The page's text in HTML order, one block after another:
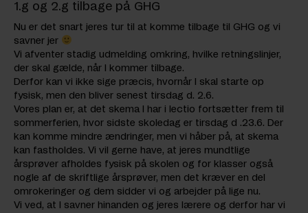
1.g og 2.g tilbage på GHG
Nu er det snart jeres tur til at komme tilbage til GHG og vi
savner jer
Vi afventer stadig udmelding omkring, hvilke retningslinjer,
der skal gælde, når I kommer tilbage.
Derfor kan vi ikke sige præcis, hvornår I skal starte op
fysisk, men den bliver senest tirsdag d. 2.6.
Vores plan er, at det skema I har i lectio fortsætter frem til
sommerferien, hvor sidste skoledag er tirsdag d .23.6. Der
kan komme mindre ændringer, men vi håber på, at skema
kan fastholdes. Vi vil gerne have, at jeres mundtlige
årsprøver afholdes fysisk på skolen og for klasser også
nogle af de skriftlige årsprøver, men det kræver en del
omrokeringer og dem sidder vi og arbejder på lige nu.
Vi ved, at I savner hinanden og jeres lærere og derfor har vi